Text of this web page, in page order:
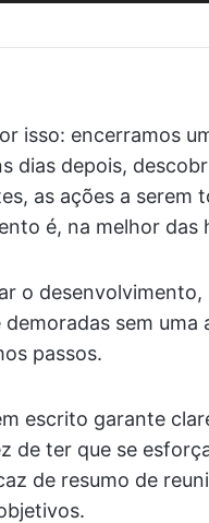
isso: encerramos
dias depois,
as ações a serem
é, na melhor das
o
sem
passos.
escrito garante
de ter que se
de resumo de